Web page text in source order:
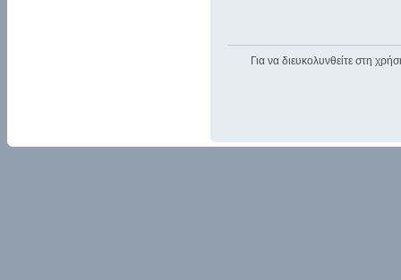
Για να διευκολυνθείτε στη